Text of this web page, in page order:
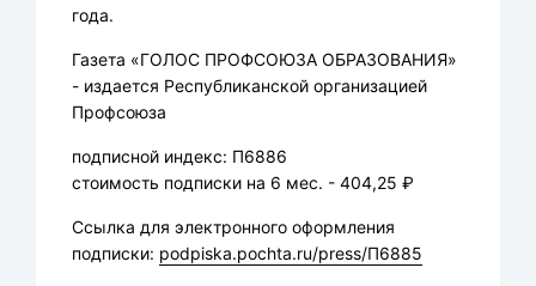
года.
Газета «ГОЛОС ПРОФСОЮЗА ОБРАЗОВАНИЯ»
- издается Республиканской организацией
Профсоюза
подписной индекс: П6886
стоимость подписки на 6 мес. - 404,25 ₽
Ссылка для электронного оформления
подписки: podpiska.pochta.ru/press/П6885